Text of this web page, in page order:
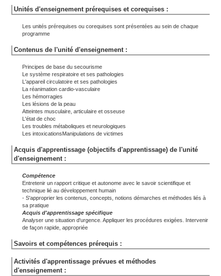
Unités d'enseignement prérequises et corequises :
Les unités prérequises ou corequises sont présentées au sein de chaque
programme
Contenus de l'unité d'enseignement :
Principes de base du secourisme
Le système respiratoire et ses pathologies
L'appareil circulatoire et ses pathologies
La réanimation cardio-vasculaire
Les hémorragies
Les lésions de la peau
Atteintes musculaire, articulaire et osseuse
L'état de choc
Les troubles métaboliques et neurologiques
Les intoxicationsManipulations de victimes
Acquis d'apprentissage (objectifs d'apprentissage) de l'unité
d'enseignement :
Compétence
Entretenir un rapport critique et autonome avec le savoir scientifique et
technique lié au développement humain
- S'approprier les contenus, concepts, notions démarches et méthodes liés à
sa pratique
Acquis d'apprentissage spécifique
Analyser une situation d'urgence. Appliquer les procédures exigées. Intervenir
de façon rapide, appropriée
Savoirs et compétences prérequis :
Activités d'apprentissage prévues et méthodes
d'enseignement :